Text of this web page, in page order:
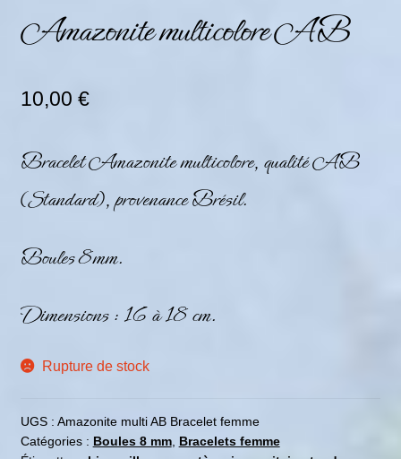
Amazonite multicolore AB
10,00 €
Bracelet Amazonite multicolore, qualité AB
(Standard), provenance Brésil.
Boules 8mm.
Dimensions : 16 à 18 cm.
Rupture de stock
UGS : Amazonite multi AB Bracelet femme
Catégories : Boules 8 mm, Bracelets femme